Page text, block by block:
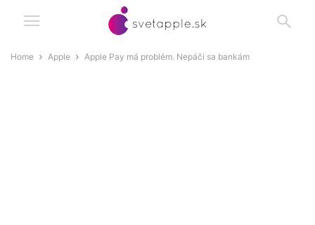
Home Apple Apple Pay má problém. Nepáči sa bankám